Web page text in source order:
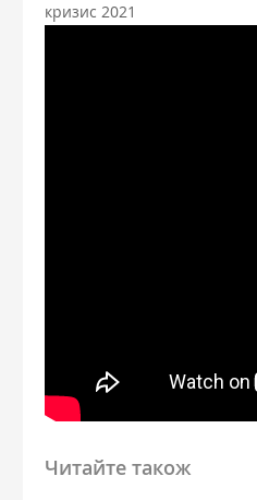
кризис 2021
Читайте також